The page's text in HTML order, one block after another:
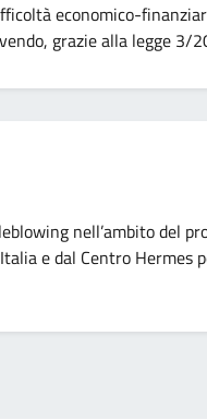
economico-
grazie alla legge 3/
nell’ambito del
e dal Centro Hermes